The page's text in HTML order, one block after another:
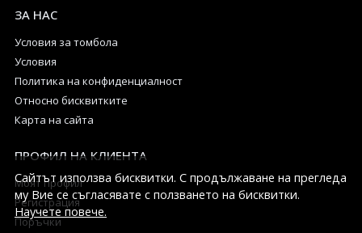
Сайтът използва бисквитки. С продължаване на прегледа
му Вие се съгласявате с ползването на бисквитки.
Научете повече.
ЗА НАС
Условия за томбола
Условия
Политика на конфиденциалност
Относно бисквитките
Карта на сайта
ПРОФИЛ НА КЛИЕНТА
Моят профил
Регистрация
Поръчки